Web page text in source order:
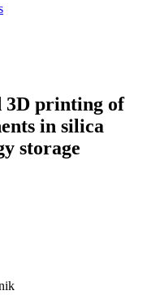
3D printing of
in silica
storage